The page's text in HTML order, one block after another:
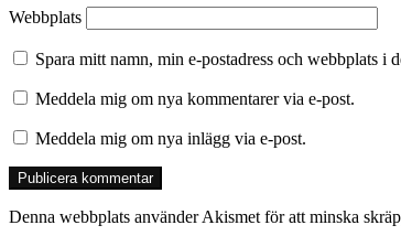
Webbplats
Spara mitt namn, min e-postadress och webbplats i
Meddela mig om nya kommentarer via e-post.
Meddela mig om nya inlägg via e-post.
Denna webbplats använder Akismet för att minska